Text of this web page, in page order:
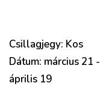
Csillagjegy: Kos
Dátum: március 21 -
április 19